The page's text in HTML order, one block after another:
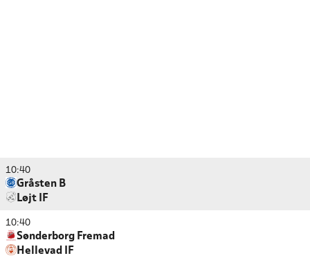
10:40
Gråsten B
Løjt IF
10:40
Sønderborg Fremad
Hellevad IF